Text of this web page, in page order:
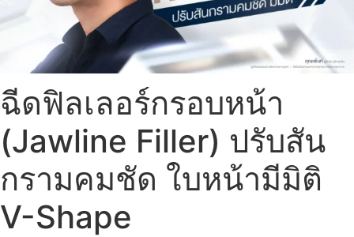
ฉีดฟิลเลอร์กรอบหน้า
(Jawline Filler) ปรับสัน
กรามคมชัด ใบหน้ามีมิติ
V-Shape